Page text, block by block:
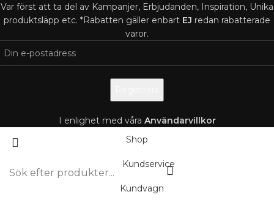
Var först att ta del av Kampanjer, Erbjudanden, Inspiration, Unika
produktsläpp etc. *Rabatten gäller enbart EJ redan rabatterade
varor.
I enlighet med våra Användarvillkor
Shop
Kundservice
Kundvagn